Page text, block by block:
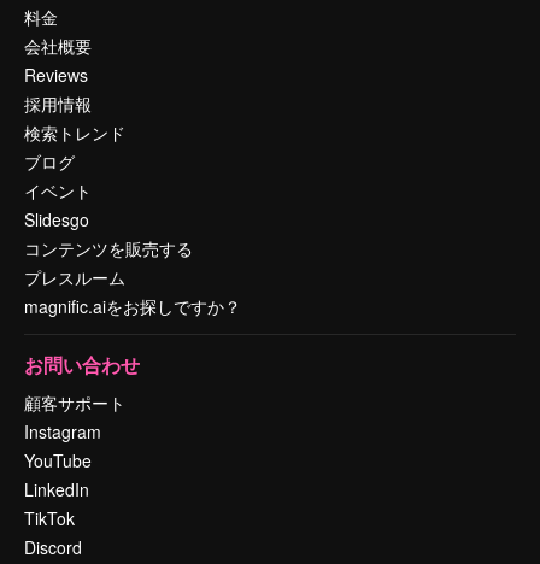
料金
会社概要
Reviews
採用情報
検索トレンド
ブログ
イベント
Slidesgo
コンテンツを販売する
プレスルーム
magnific.aiをお探しですか？
お問い合わせ
顧客サポート
Instagram
YouTube
LinkedIn
TikTok
Discord